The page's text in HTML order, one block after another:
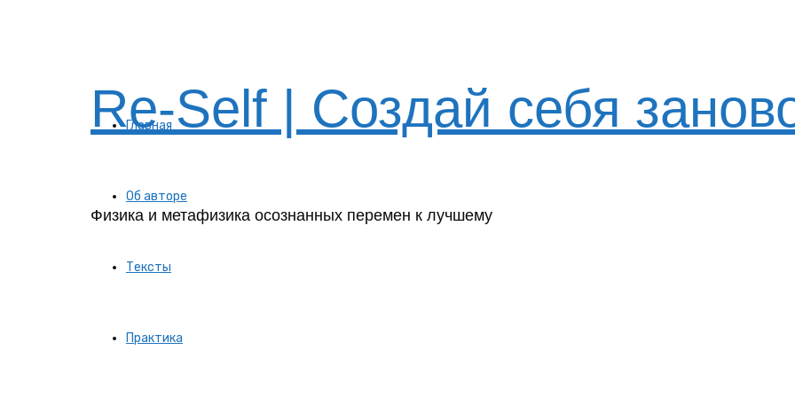
Re-Self | Создай себя
Физика и метафизика осознанных перемен к лучшему
Главная
Об авторе
Тексты
Практика